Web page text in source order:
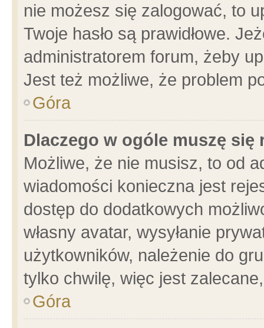
nie możesz się zalogować, to
Twoje hasło są prawidłowe.
administratorem forum, żeby
Jest też możliwe, że problem
Góra
Dlaczego w ogóle muszę się
Możliwe, że nie musisz, to od
wiadomości konieczna jest
dostęp do dodatkowych
własny avatar, wysyłanie
użytkowników, należenie do
tylko chwilę, więc jest
Góra